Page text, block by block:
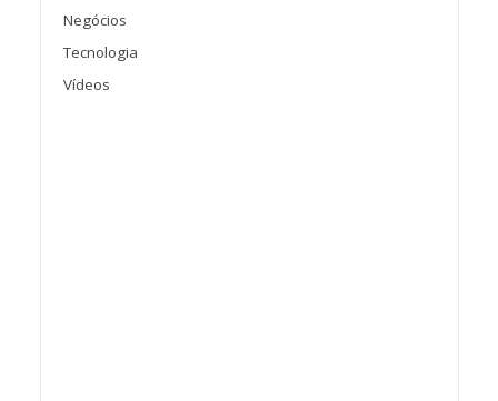
Negócios
Tecnologia
Vídeos